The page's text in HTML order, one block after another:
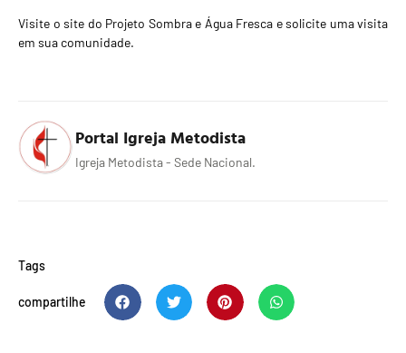
Visite o site do Projeto Sombra e Água Fresca e solicite uma visita
em sua comunidade.
Portal Igreja Metodista
Igreja Metodista - Sede Nacional.
Tags
compartilhe